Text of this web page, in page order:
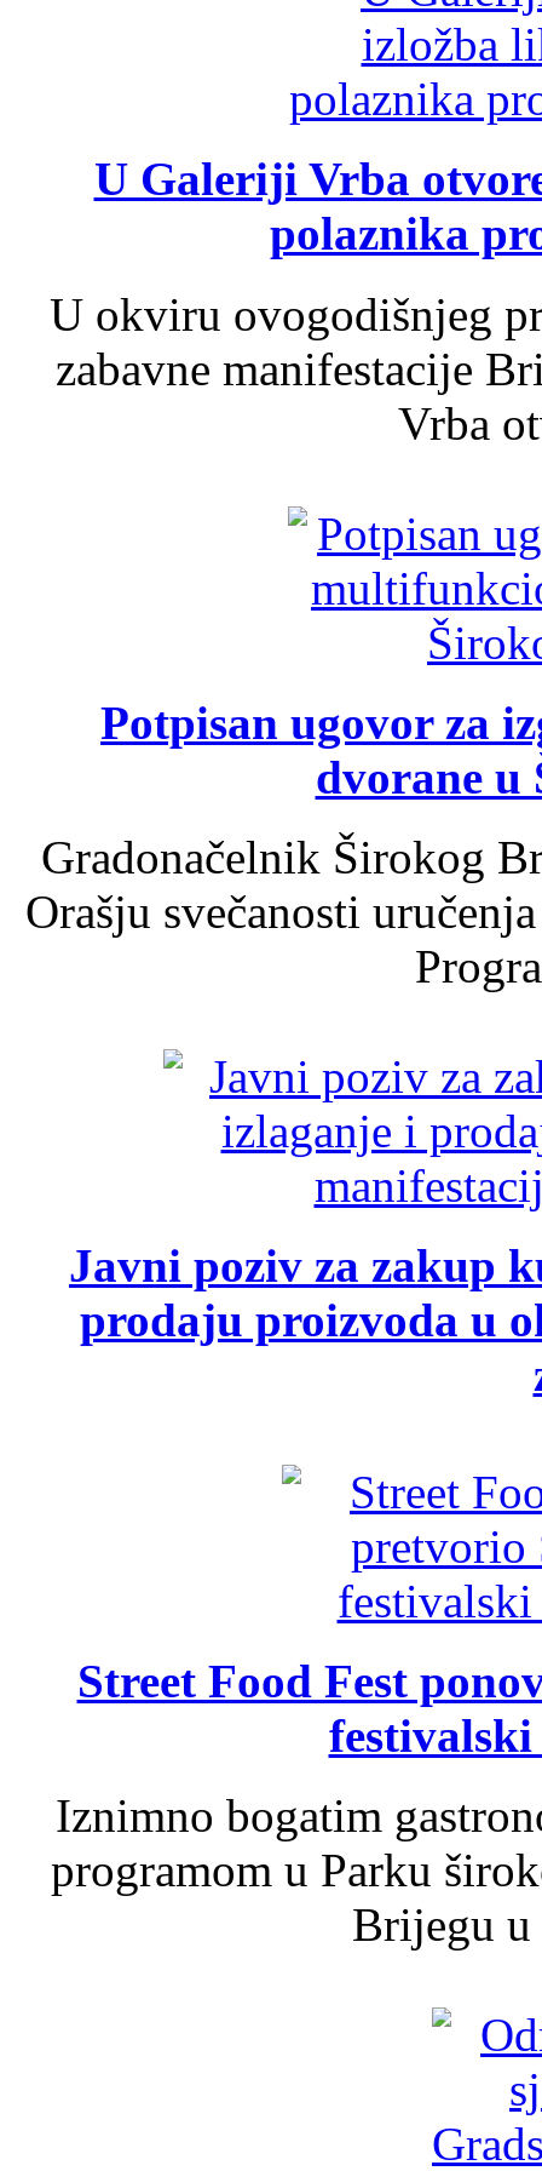
U Galeriji Vrba
polaznika
U okviru ovogodišnjeg
zabavne manifestacije
Vrba
Potpisan ugovor za
dvorane u
Gradonačelnik Širokog
Orašju svečanosti
Javni poziv za zakup
prodaju proizvoda u
Street Food Fest
Iznimno bogatim
programom u Parku
Brijegu u